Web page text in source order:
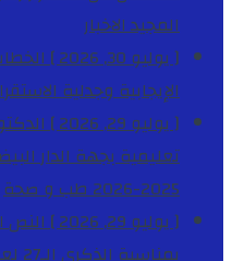
المجيدالاخبار
[ يوليو 30, 2026 ]
الإيجابية وجدلية
[ يوليو 29, 2026 ]
تعليمية بجهة الدار
2025-2026
طب و صحة
[ يوليو 29, 2026 ]
النص
بمناسبة الذكرى الـ27 لعيد العرش المجيد